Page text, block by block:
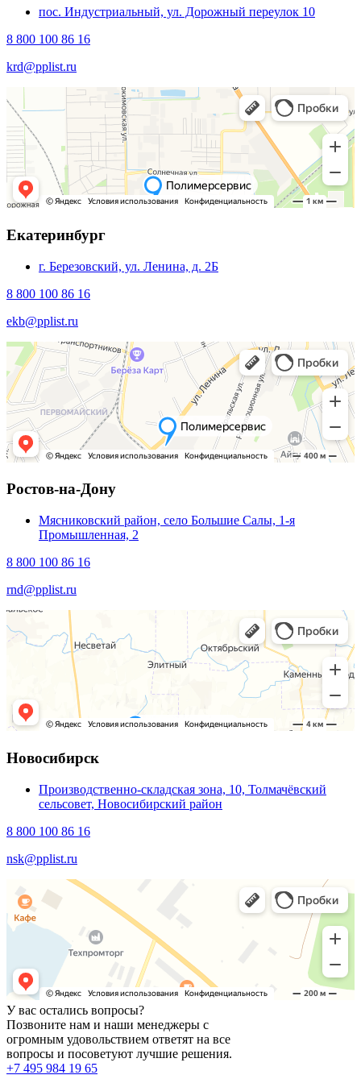
пос. Индустриальный, ул. Дорожный переулок 10
8 800 100 86 16
krd@pplist.ru
Екатеринбург
г. Березовский, ул. Ленина, д. 2Б
8 800 100 86 16
ekb@pplist.ru
Ростов-на-Дону
Мясниковский район, село Большие Салы, 1-я
Промышленная, 2
8 800 100 86 16
rnd@pplist.ru
Новосибирск
Производственно-складская зона, 10, Толмачёвский
сельсовет, Новосибирский район
8 800 100 86 16
nsk@pplist.ru
У вас остались вопросы?
Позвоните нам и наши менеджеры с
огромным удовольствием ответят на все
вопросы и посоветуют лучшие решения.
+7 495 984 19 65